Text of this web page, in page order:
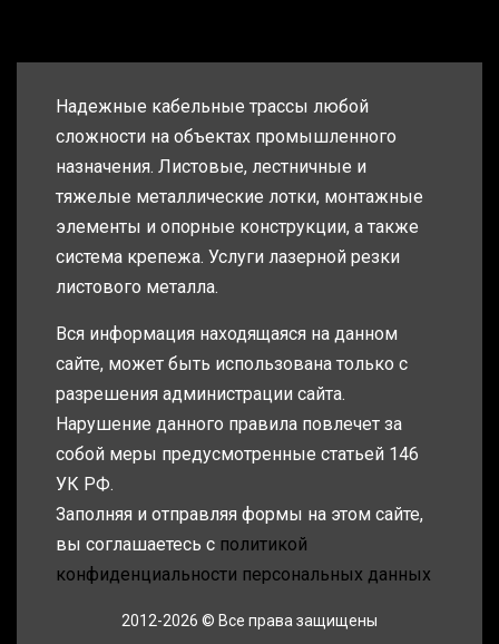
Надежные кабельные трассы любой
сложности на объектах промышленного
назначения. Листовые, лестничные и
тяжелые металлические лотки, монтажные
элементы и опорные конструкции, а также
система крепежа. Услуги лазерной резки
листового металла.
Вся информация находящаяся на данном
сайте, может быть использована только с
разрешения администрации сайта.
Нарушение данного правила повлечет за
собой меры предусмотренные статьей 146
УК РФ.
Заполняя и отправляя формы на этом сайте,
вы соглашаетесь с политикой
конфиденциальности персональных данных
2012-2026 © Все права защищены